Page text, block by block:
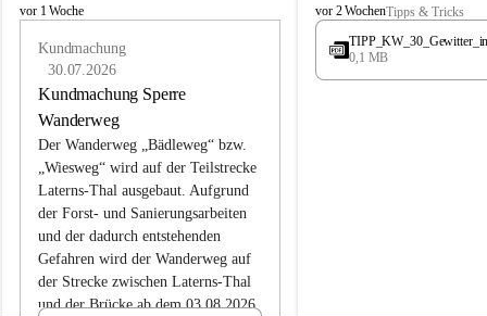
L
vor 1 Woche
Kundmachung
30.07.2026
Kundmachung Sperre
Wanderweg
Der Wanderweg „Bädleweg“ bzw.
„Wiesweg“ wird auf der Teilstrecke
Laterns-Thal ausgebaut. Aufgrund
der Forst- und Sanierungsarbeiten
und der dadurch entstehenden
Gefahren wird der Wanderweg auf
der Strecke zwischen Laterns-Thal
und der Brücke ab dem 03.08.2026
L
a
e
vor 2 WochenTipps & Tricks
0,1 MB